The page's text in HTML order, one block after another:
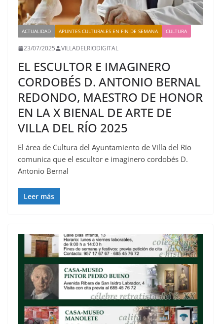
ACTUALIDAD APUNTES CULTURALES EN FIN DE SEMANA CULTURA
23/07/2025 VILLADELRIODIGITAL
EL ESCULTOR E IMAGINERO
CORDOBÉS D. ANTONIO BERNAL
REDONDO, MAESTRO DE HONOR
EN LA X BIENAL DE ARTE DE
VILLA DEL RÍO 2025
El área de Cultura del Ayuntamiento de Villa del Río
comunica que el escultor e imaginero cordobés D.
Antonio Bernal
Leer más